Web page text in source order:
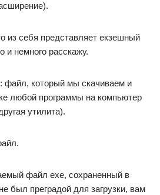
из себя представляет екзешный
и немного расскажу.
файл, который мы скачиваем и
любой программы на компьютер
утилита).
файл exe, сохраненный в
был преградой для загрузки, вам